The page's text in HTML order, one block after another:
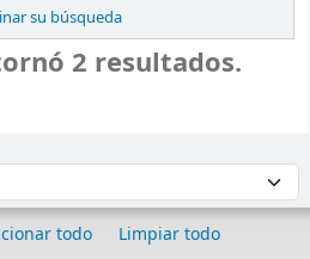
su búsqueda
2 resultados.
todo
Limpiar todo